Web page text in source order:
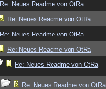
Re: Neues Readme von OtRa
Re: Neues Readme von OtRa
Re: Neues Readme von OtRa
Re: Neues Readme von OtRa
Re: Neues Readme von OtRa
Re: Neues Readme von OtRa